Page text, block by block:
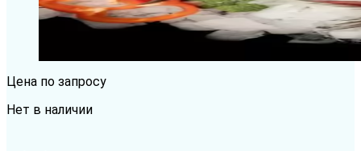
Цена по запросу
Нет в наличии